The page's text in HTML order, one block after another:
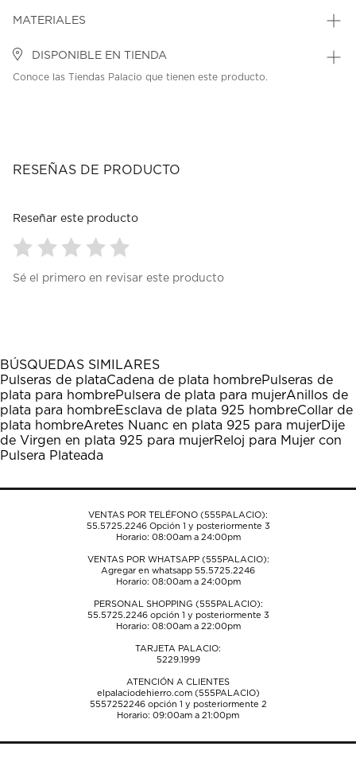
MATERIALES
DISPONIBLE EN TIENDA
Conoce las Tiendas Palacio que tienen este producto.
RESEÑAS DE PRODUCTO
Reseñar este producto
para
1
estrella
Esta
acción
abrirá
el
formulario
de
para
estrellas.
Esta
acción
abrirá
el
formulario
de
para
estrellas.
Esta
acción
abrirá
el
formulario
de
para
estrellas.
Esta
acción
abrirá
el
formulario
de
para
estrellas.
Esta
acción
abrirá
el
formulario
Sé el primero en revisar este producto
BÚSQUEDAS SIMILARES
Pulseras de plataCadena de plata hombrePulseras de
plata para hombrePulsera de plata para mujerAnillos de
plata para hombreEsclava de plata 925 hombreCollar de
plata hombreAretes Nuanc en plata 925 para mujerDije
de Virgen en plata 925 para mujerReloj para Mujer con
Pulsera Plateada
VENTAS POR TELÉFONO (555PALACIO):
55.5725.2246Opción 1 y posteriormente 3
Horario: 08:00am a 24:00pm
VENTAS POR WHATSAPP (555PALACIO):
Agregar en whatsapp 55.5725.2246
Horario: 08:00am a 24:00pm
PERSONAL SHOPPING (555PALACIO):
55.5725.2246opción 1 y posteriormente 3
Horario: 08:00am a 22:00pm
TARJETA PALACIO:
5229.1999
ATENCIÓN A CLIENTES
elpalaciodehierro.com (555PALACIO)
5557252246opción 1 y posteriormente 2
Horario: 09:00am a 21:00pm